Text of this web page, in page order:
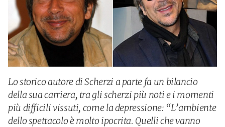
Lo storico autore di Scherzi a parte fa un bilancio
della sua carriera, tra gli scherzi più noti e i momenti
più difficili vissuti, come la depressione: “L’ambiente
dello spettacolo è molto ipocrita. Quelli che vanno